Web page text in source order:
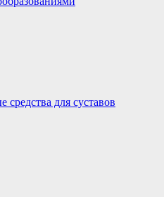
для суставов